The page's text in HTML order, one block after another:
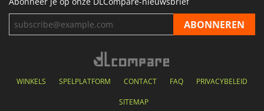
WINKELS SPELPLATFORM CONTACT FAQ PRIVACYBELEID
SITEMAP